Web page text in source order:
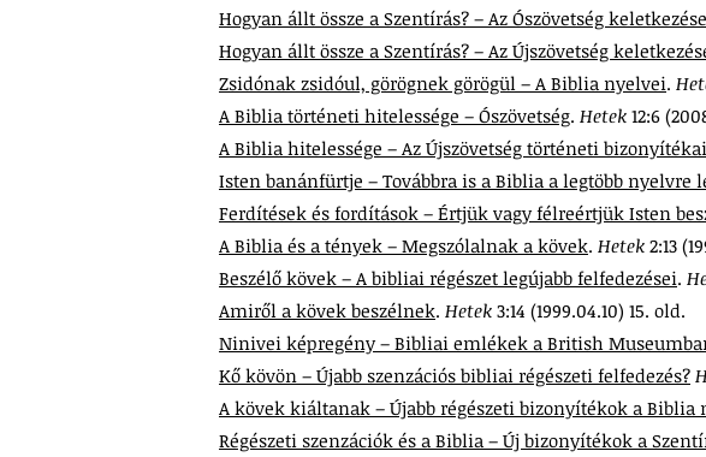
Hogyan állt össze a Szentírás? – Az Ószövetség
Hogyan állt össze a Szentírás? – Az Újszövetség
Zsidónak zsidóul, görögnek görögül – A Biblia nyelvei.
A Biblia történeti hitelessége – Ószövetség. Hetek 12:6
A Biblia hitelessége – Az Újszövetség történeti bizonyítékai
Isten banánfürtje – Továbbra is a Biblia a legtöbb nyelvre
Ferdítések és fordítások – Értjük vagy félreértjük Isten
A Biblia és a tények – Megszólalnak a kövek. Hetek 2:13
Beszélő kövek – A bibliai régészet legújabb felfedezései.
Amiről a kövek beszélnek. Hetek 3:14 (1999.04.10) 15. old.
Ninivei képregény – Bibliai emlékek a British
Kő kövön – Újabb szenzációs bibliai régészeti felfedezés?
A kövek kiáltanak – Újabb régészeti bizonyítékok a Biblia
Régészeti szenzációk és a Biblia – Új bizonyítékok a